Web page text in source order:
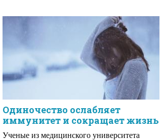
Одиночество ослабляет
иммунитет и сокращает жизнь
Ученые из медицинского университета